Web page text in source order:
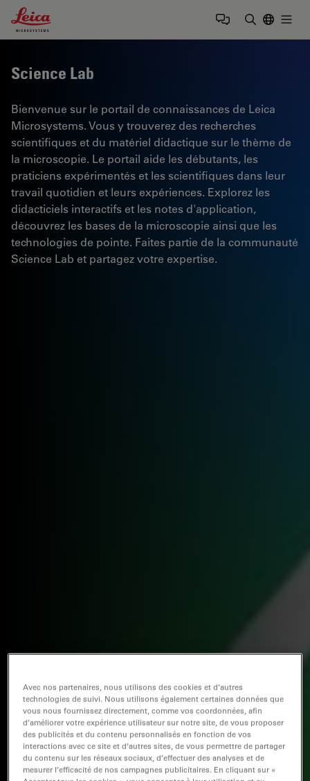
Leica Microsystems Logo
Science Lab
Bienvenue sur le portail de connaissances de Leica
Microsystems. Vous y trouverez des recherches
scientifiques et du matériel didactique sur le thème de
la microscopie. Le portail aide les débutants, les
praticiens expérimentés et les scientifiques dans leur
travail quotidien et leurs expériences. Explorez les
didacticiels interactifs et les notes d'application,
découvrez les bases de la microscopie ainsi que les
technologies de pointe. Faites partie de la communauté
Science Lab et partagez votre expertise.
Avec nos partenaires, nous utilisons des cookies et d’autres
technologies de suivi. Nous utilisons également certaines données que
vous nous fournissez directement, comme vos coordonnées, afin
d’améliorer votre expérience utilisateur sur notre site, de vous proposer
des publicités et du contenu personnalisés en fonction de vos
interactions avec ce site et d’autres sites, de vous permettre de partager
du contenu sur les réseaux sociaux, d’effectuer des analyses et de
mesurer l’efficacité de nos campagnes publicitaires. En cliquant sur «